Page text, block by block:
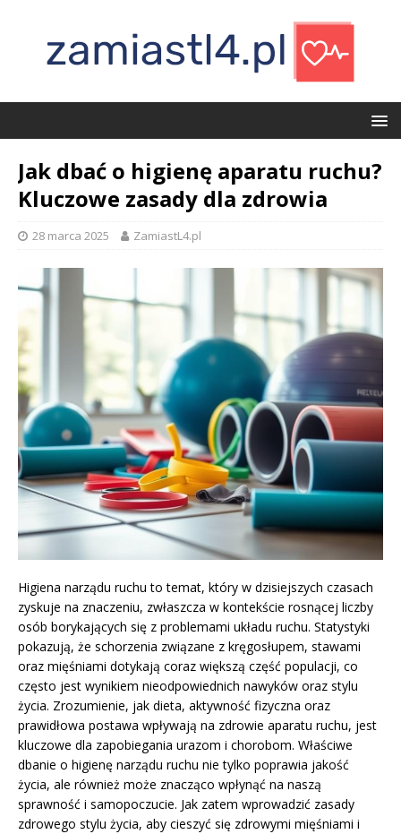
Jak dbać o higienę aparatu ruchu?
Kluczowe zasady dla zdrowia
28 marca 2025 ZamiastL4.pl
Higiena narządu ruchu to temat, który w dzisiejszych czasach
zyskuje na znaczeniu, zwłaszcza w kontekście rosnącej liczby
osób borykających się z problemami układu ruchu. Statystyki
pokazują, że schorzenia związane z kręgosłupem, stawami
oraz mięśniami dotykają coraz większą część populacji, co
często jest wynikiem nieodpowiednich nawyków oraz stylu
życia. Zrozumienie, jak dieta, aktywność fizyczna oraz
prawidłowa postawa wpływają na zdrowie aparatu ruchu, jest
kluczowe dla zapobiegania urazom i chorobom. Właściwe
dbanie o higienę narządu ruchu nie tylko poprawia jakość
życia, ale również może znacząco wpłynąć na naszą
sprawność i samopoczucie. Jak zatem wprowadzić zasady
zdrowego stylu życia, aby cieszyć się zdrowymi mięśniami i